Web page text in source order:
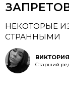
НЕКОТОРЫЕ
СТРАННЫМИ
Старший